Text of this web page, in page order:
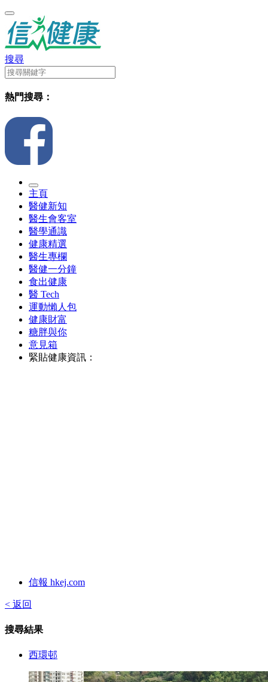
搜尋
熱門搜尋：
主頁
醫健新知
醫生會客室
醫學通識
健康精選
醫生專欄
醫健一分鐘
食出健康
醫 Tech
運動懶人包
健康財富
糖胖與你
意見箱
緊貼健康資訊：
信報 hkej.com
< 返回
搜尋結果
西環邨